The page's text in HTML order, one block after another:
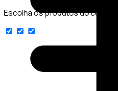
Escolha os produtos do conjunto